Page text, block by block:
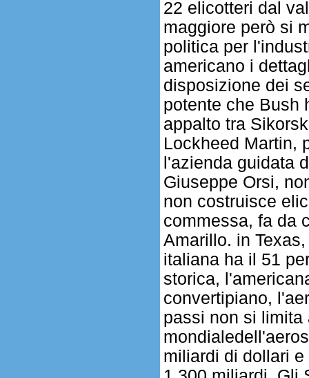
22 elicotteri dal
maggiore però si
politica per
americano i
disposizione dei
potente che Bush
appalto tra
Lockheed Martin,
l'azienda guidata
Giuseppe Orsi,
non costruisce
commessa, fa da
Amarillo. in
italiana ha il 51
storica,
convertipiano,
passi non si limita
miliardi di dollari